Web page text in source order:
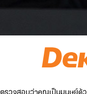
ตรวจสอบว่าคุณเป็นมนุษย์ด้ว